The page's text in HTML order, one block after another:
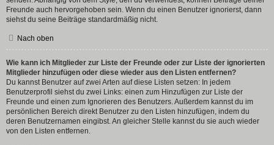
Freunde auch hervorgehoben sein. Wenn du einen Benutzer ignorierst, dann
siehst du seine Beiträge standardmäßig nicht.
Nach oben
Wie kann ich Mitglieder zur Liste der Freunde oder zur Liste der ignorierten
Mitglieder hinzufügen oder diese wieder aus den Listen entfernen?
Du kannst Benutzer auf zwei Arten auf diese Listen setzen: In jedem
Benutzerprofil siehst du zwei Links: einen zum Hinzufügen zur Liste der
Freunde und einen zum Ignorieren des Benutzers. Außerdem kannst du im
persönlichen Bereich direkt Benutzer zu den Listen hinzufügen, indem du
deren Benutzernamen eingibst. An gleicher Stelle kannst du sie auch wieder
von den Listen entfernen.